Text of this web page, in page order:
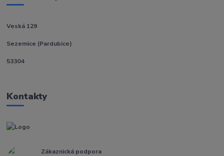
Veská 129
Sezemice (Pardubice)
53304
Kontakty
Zákaznická podpora